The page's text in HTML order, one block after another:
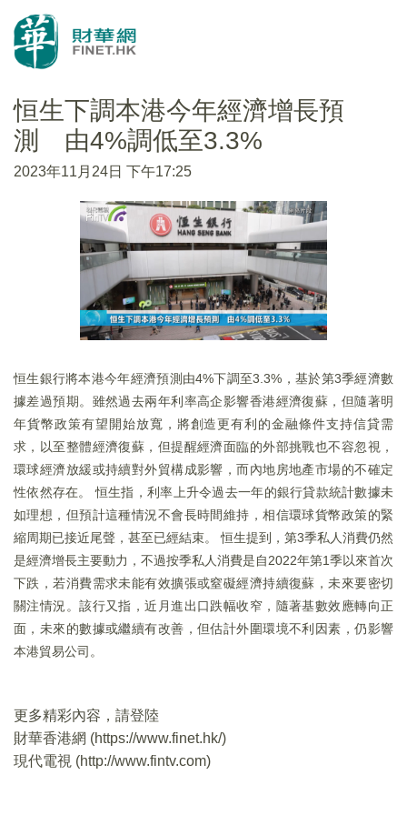
恒生下調本港今年經濟增長預
測 由4%調低至3.3%
2023年11月24日 下午17:25
恒生銀行將本港今年經濟預測由4%下調至3.3%，基於第3季經濟數
據差過預期。雖然過去兩年利率高企影響香港經濟復蘇，但隨著明
年貨幣政策有望開始放寬，將創造更有利的金融條件支持信貸需
求，以至整體經濟復蘇，但提醒經濟面臨的外部挑戰也不容忽視，
環球經濟放緩或持續對外貿構成影響，而內地房地產市場的不確定
性依然存在。 恒生指，利率上升令過去一年的銀行貸款統計數據未
如理想，但預計這種情況不會長時間維持，相信環球貨幣政策的緊
縮周期已接近尾聲，甚至已經結束。 恒生提到，第3季私人消費仍然
是經濟增長主要動力，不過按季私人消費是自2022年第1季以來首次
下跌，若消費需求未能有效擴張或窒礙經濟持續復蘇，未來要密切
關注情況。該行又指，近月進出口跌幅收窄，隨著基數效應轉向正
面，未來的數據或繼續有改善，但估計外圍環境不利因素，仍影響
本港貿易公司。
更多精彩內容，請登陸
財華香港網 (https://www.finet.hk/)
現代電視 (http://www.fintv.com)